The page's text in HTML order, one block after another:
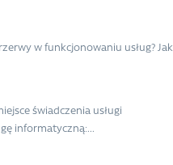
w funkcjonowaniu usług? Jak
świadczenia usługi
informatyczną:...